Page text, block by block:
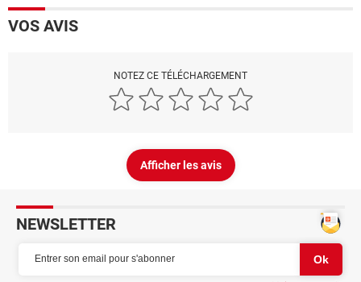
VOS AVIS
NOTEZ CE TÉLÉCHARGEMENT
Afficher les avis
NEWSLETTER